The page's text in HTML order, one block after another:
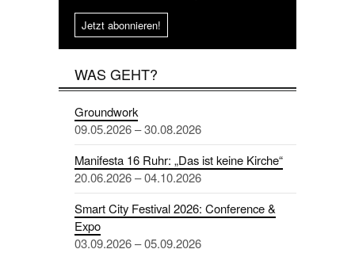
Jetzt abonnieren!
WAS GEHT?
Groundwork
09.05.2026 – 30.08.2026
Manifesta 16 Ruhr: „Das ist keine Kirche“
20.06.2026 – 04.10.2026
Smart City Festival 2026: Conference &
Expo
03.09.2026 – 05.09.2026